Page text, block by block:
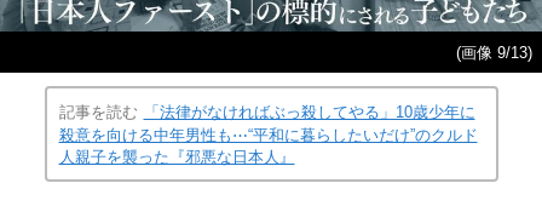
(画像 9/13)
記事を読む
「法律がなければぶっ殺してやる」10歳少年に
殺意を向ける中年男性も⋯“平和に暮らしたいだけ”のクルド
人親子を襲った『邪悪な日本人』